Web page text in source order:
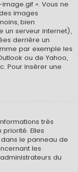
». Vous ne
images
bien
un serveur internet),
derrière un
par exemple les
ou de Yahoo,
Pour insérer une
très
Elles
le panneau de
les
du